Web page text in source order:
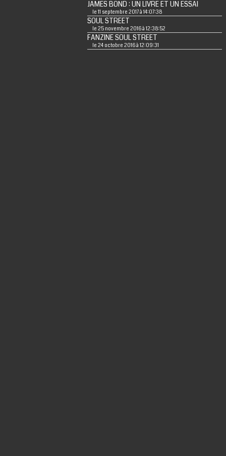
JAMES BOND : UN LIVRE ET UN ESSAI
le 11 septembre 2017 à 14:07:38
SOUL STREET
le 25 novembre 2016 à 12:38:52
FANZINE SOUL STREET
le 24 octobre 2016 à 12:09:31